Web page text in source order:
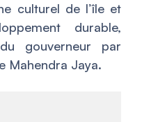
culturel de l’île et
durable,
gouverneur par
Mahendra Jaya.